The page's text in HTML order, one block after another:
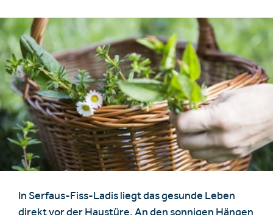
Unterkünfte finden
Ticket- &
Gutscheinshop
Deutsch
+43/5476/6239
In Serfaus-Fiss-Ladis liegt das gesunde Leben